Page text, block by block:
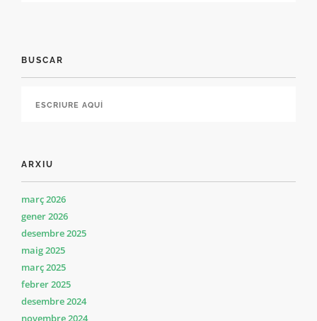
BUSCAR
ARXIU
març 2026
gener 2026
desembre 2025
maig 2025
març 2025
febrer 2025
desembre 2024
novembre 2024